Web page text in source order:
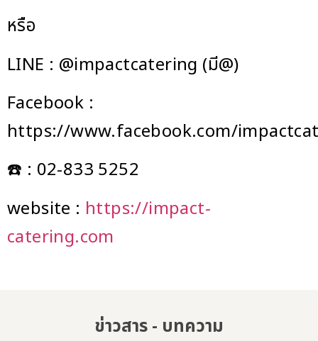
หรือ
LINE : @impactcatering (มี@)
Facebook :
https://www.facebook.com/
☎️ : 02-833 5252
website : https://impact-
catering.com
ข่าวสาร - บทความ